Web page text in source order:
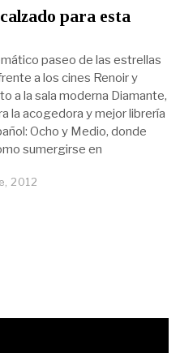
para esta
paseo de las estrellas
a los cines Renoir y
a la sala moderna Diamante,
la acogedora y mejor librería
Ocho y Medio, donde
sumergirse en
2012